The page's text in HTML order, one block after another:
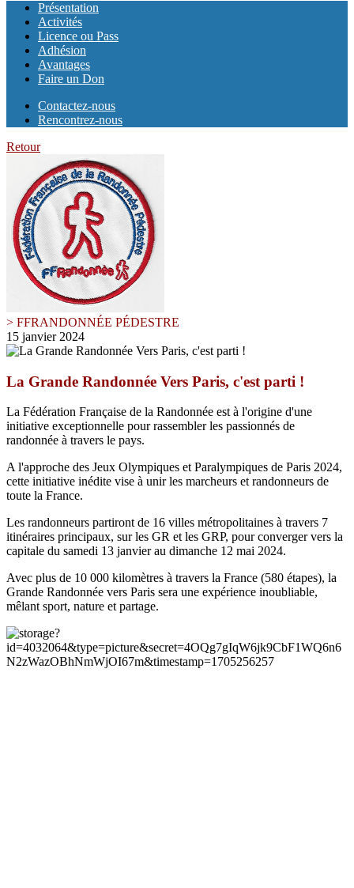
Présentation
Activités
Licence ou Pass
Adhésion
Avantages
Faire un Don
Contactez-nous
Rencontrez-nous
Retour
> FFRANDONNÉE PÉDESTRE
15 janvier 2024
La Grande Randonnée Vers Paris, c'est parti !
La Fédération Française de la Randonnée est à l'origine d'une
initiative exceptionnelle pour rassembler les passionnés de
randonnée à travers le pays.
A l'approche des Jeux Olympiques et Paralympiques de Paris 2024,
cette initiative inédite vise à unir les marcheurs et randonneurs de
toute la France.
Les randonneurs partiront de 16 villes métropolitaines à travers 7
itinéraires principaux, sur les GR et les GRP, pour converger vers la
capitale du samedi 13 janvier au dimanche 12 mai 2024.
Avec plus de 10 000 kilomètres à travers la France (580 étapes), la
Grande Randonnée vers Paris sera une expérience inoubliable,
mêlant sport, nature et partage.